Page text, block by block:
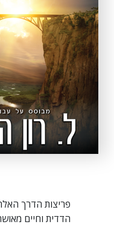
פריצות הדרך
הדדית וחיים